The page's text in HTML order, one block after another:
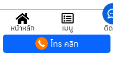
หน้าหลัก เมนู ติ
โทร คลิก